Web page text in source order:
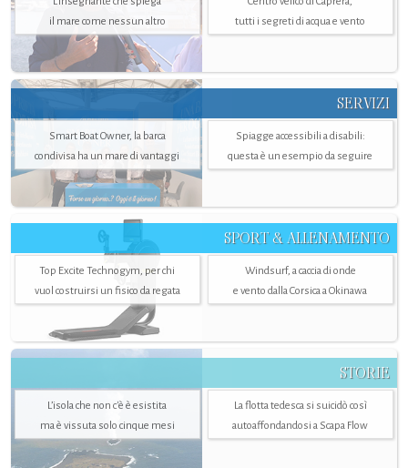
il mare come nessun altro
tutti i segreti di acqua e vento
SERVIZI
Smart Boat Owner, la barca
condivisa ha un mare di vantaggi
Spiagge accessibili a disabili:
questa è un esempio da seguire
SPORT & ALLENAMENTO
Top Excite Technogym, per chi
vuol costruirsi un fisico da regata
Windsurf, a caccia di onde
e vento dalla Corsica a Okinawa
STORIE
L’isola che non c'è è esistita
ma è vissuta solo cinque mesi
La flotta tedesca si suicidò così
autoaffondandosi a Scapa Flow